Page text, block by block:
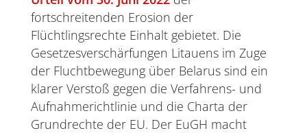
fortschreitenden Erosion der
Flüchtlingsrechte Einhalt gebietet. Die
Gesetzesverschärfungen Litauens im Zuge
der Fluchtbewegung über Belarus sind ein
klarer Verstoß gegen die Verfahrens- und
Aufnahmerichtlinie und die Charta der
Grundrechte der EU. Der EuGH macht